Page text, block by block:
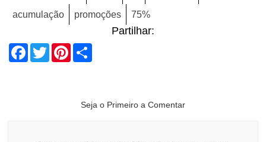
acumulação promoções 75%
Partilhar:
Facebook
TwitterPinterest
Seja o Primeiro a Comentar